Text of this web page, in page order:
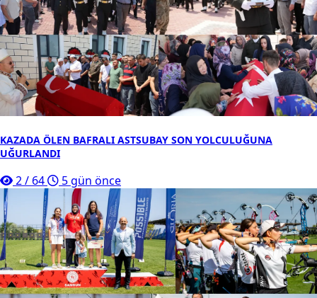
KAZADA ÖLEN BAFRALI ASTSUBAY SON YOLCULUĞUNA
UĞURLANDI
2/ 64 5 gün önce